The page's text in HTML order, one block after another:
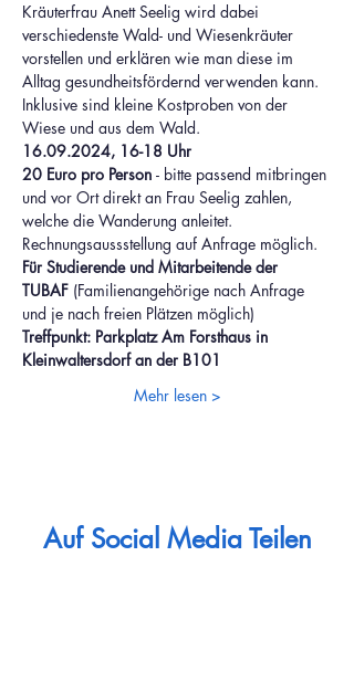
Kräuterfrau Anett Seelig wird dabei
verschiedenste Wald- und Wiesenkräuter
vorstellen und erklären wie man diese im
Alltag gesundheitsfördernd verwenden kann.
Inklusive sind kleine Kostproben von der
Wiese und aus dem Wald.
16.09.2024, 16-18 Uhr
20 Euro pro Person - bitte passend mitbringen
und vor Ort direkt an Frau Seelig zahlen,
welche die Wanderung anleitet.
Rechnungsaussstellung auf Anfrage möglich.
Für Studierende und Mitarbeitende der
TUBAF (Familienangehörige nach Anfrage
und je nach freien Plätzen möglich)
Treffpunkt: Parkplatz Am Forsthaus in
Kleinwaltersdorf an der B101
Mehr lesen >
Auf Social Media Teilen